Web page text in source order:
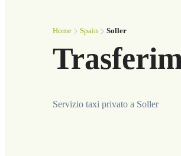
Home Spain Soller
Servizio taxi privato a Soller